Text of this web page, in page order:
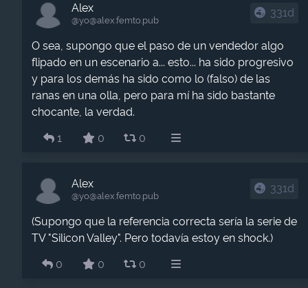
Alex
@yo​@alex.femto.pub
331d
O sea, supongo que el paso de un vendedor algo
flipado en un escenario a... esto... ha sido progresivo
y para los demás ha sido como lo (falso) de las
ranas en una olla, pero para mí ha sido bastante
chocante, la verdad.
1
0 0
Alex
@yo​@alex.femto.pub
331d
(Supongo que la referencia correcta sería la serie de
TV "Silicon Valley". Pero todavía estoy en shock.)
0
0 0